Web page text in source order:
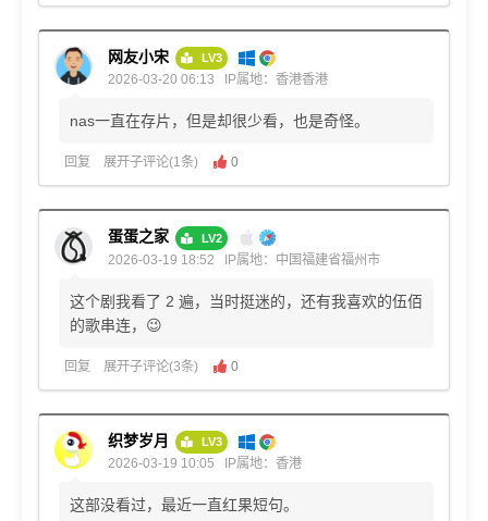
网友小宋 LV3
2026-03-20 06:13 IP属地：香港香港
nas一直在存片，但是却很少看，也是奇怪。
回复 展开子评论(1条) 0
蛋蛋之家 LV2
2026-03-19 18:52 IP属地：中国福建省福州市
这个剧我看了 2 遍，当时挺迷的，还有我喜欢的伍佰
的歌串连，😉
回复 展开子评论(3条) 0
织梦岁月 LV3
2026-03-19 10:05 IP属地：香港
这部没看过，最近一直红果短句。